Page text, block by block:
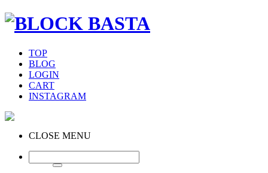
TOP
BLOG
LOGIN
CART
INSTAGRAM
CLOSE MENU